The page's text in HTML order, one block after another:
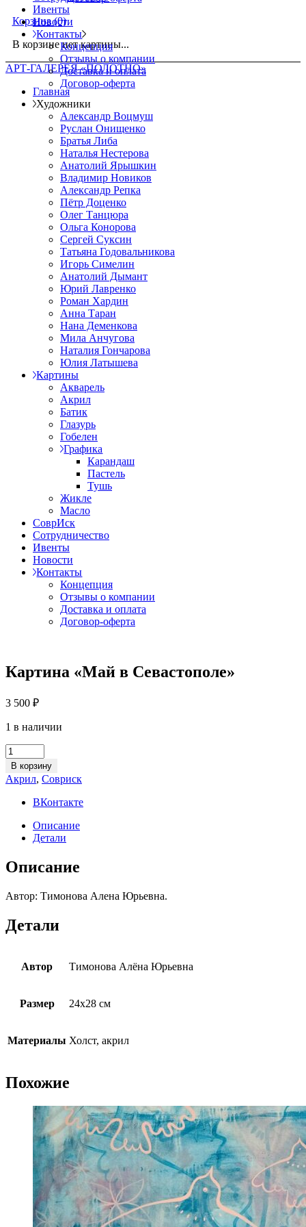
Корзина (0)
В корзине нет картины...
АРТ-ГАЛЕРЕЯ «ПОЛОТНО»
Главная
Художники
Александр Воцмуш
Руслан Онищенко
Братья Либа
Наталья Нестерова
Анатолий Ярышкин
Владимир Новиков
Александр Репка
Пётр Доценко
Олег Танцюра
Ольга Конорова
Сергей Суксин
Татьяна Годовальникова
Игорь Симелин
Анатолий Дымант
Юрий Лавренко
Роман Хардин
Анна Таран
Нана Деменкова
Мила Анчугова
Наталия Гончарова
Юлия Латышева
Картины
Акварель
Акрил
Батик
Глазурь
Гобелен
Графика
Карандаш
Пастель
Тушь
Жикле
Масло
СоврИск
Сотрудничество
Ивенты
Новости
Контакты
Концепция
Отзывы о компании
Доставка и оплата
Договор-оферта
Ивенты
Новости
Контакты
Концепция
Отзывы о компании
Доставка и оплата
Договор-оферта
Картина «Май в Севастополе»
3 500 ₽
1 в наличии
Картина
«Май
в
Севастополе»
quantity
В корзину
Акрил, Совриск
ВКонтакте
Описание
Детали
Описание
Автор: Тимонова Алена Юрьевна.
Детали
Автор Тимонова Алёна Юрьевна
Размер 24х28 см
Материалы Холст, акрил
Похожие